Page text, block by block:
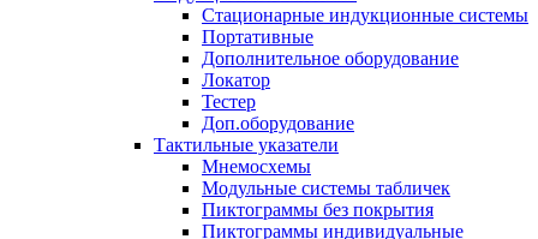
Стационарные индукционные системы
Портативные
Дополнительное оборудование
Локатор
Тестер
Доп.оборудование
Тактильные указатели
Мнемосхемы
Модульные системы табличек
Пиктограммы без покрытия
Пиктограммы индивидуальные